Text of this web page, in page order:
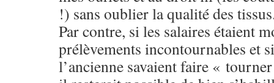
!) sans oublier la qualité des
Par contre, si les salaires étaient
prélèvements incontournables et
l’ancienne savaient faire «